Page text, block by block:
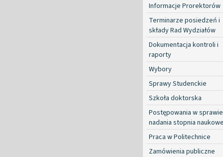
Informacje Prorektorów
Terminarze posiedzeń i
składy Rad Wydziałów
Dokumentacja kontroli i
raporty
Wybory
Sprawy Studenckie
Szkoła doktorska
Postępowania w sprawie
nadania stopnia
Praca w Politechnice
Zamówienia publiczne